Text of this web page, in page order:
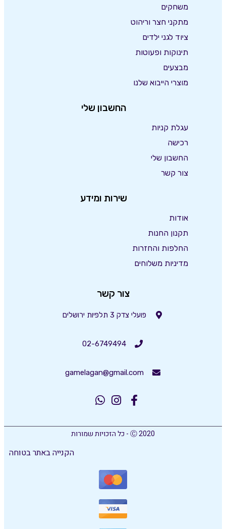
משחקים
מתקני חצר וריהוט
ציוד לגני ילדים
תינוקות ופעוטות
מבצעים
מוצרי הייבוא שלנו
החשבון שלי
עגלת קניות
רכישה
החשבון שלי
צור קשר
שירות ומידע
אודות
תקנון החנות
החלפות והחזרות
מדיניות משלוחים
צור קשר
פועלי צדק 3 תלפיות ירושלים
02-6749494
gamelagan@gmail.com
Ⓒ 2020 - כל הזכויות שמורות
הקנייה באתר בטוחה